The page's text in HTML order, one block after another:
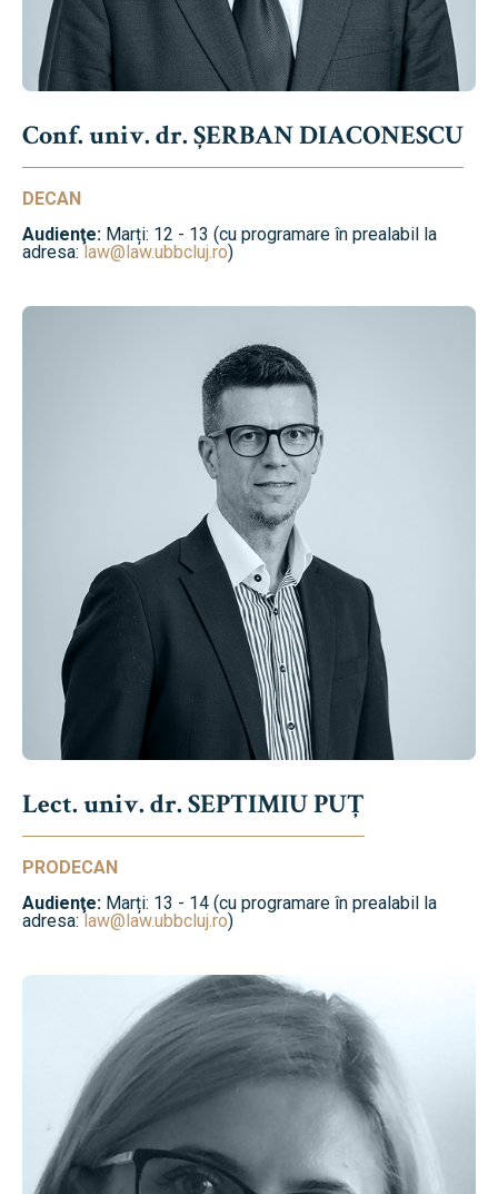
Conf. univ. dr. ȘERBAN DIACONESCU
DECAN
Audienţe: Marți: 12 - 13 (cu programare în prealabil la
adresa:law@law.ubbcluj.ro)
Lect. univ. dr. SEPTIMIU PUȚ
PRODECAN
Audienţe: Marți: 13 - 14 (cu programare în prealabil la
adresa:law@law.ubbcluj.ro)